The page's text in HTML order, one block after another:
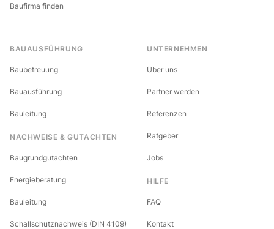
Baufirma finden
BAUAUSFÜHRUNG
Baubetreuung
Bauausführung
Bauleitung
NACHWEISE & GUTACHTEN
Baugrundgutachten
Energieberatung
Bauleitung
Schallschutznachweis (DIN 4109)
UNTERNEHMEN
Über uns
Partner werden
Referenzen
Ratgeber
Jobs
HILFE
FAQ
Kontakt